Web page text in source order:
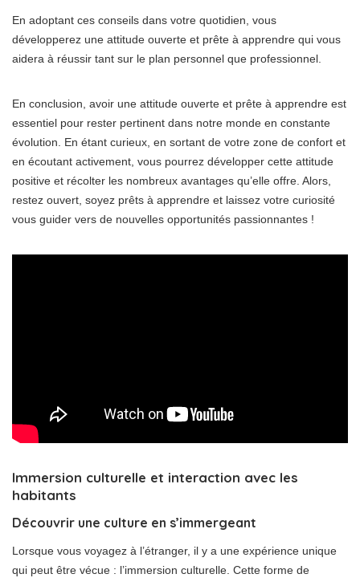
En adoptant ces conseils dans votre quotidien, vous
développerez une attitude ouverte et prête à apprendre qui vous
aidera à réussir tant sur le plan personnel que professionnel.
En conclusion, avoir une attitude ouverte et prête à apprendre est
essentiel pour rester pertinent dans notre monde en constante
évolution. En étant curieux, en sortant de votre zone de confort et
en écoutant activement, vous pourrez développer cette attitude
positive et récolter les nombreux avantages qu’elle offre. Alors,
restez ouvert, soyez prêts à apprendre et laissez votre curiosité
vous guider vers de nouvelles opportunités passionnantes !
Immersion culturelle et interaction avec les
habitants
Découvrir une culture en s’immergeant
Lorsque vous voyagez à l’étranger, il y a une expérience unique
qui peut être vécue : l’immersion culturelle. Cette forme de